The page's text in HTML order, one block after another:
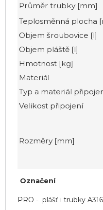
Průměr trubky [mm]
Teplosměnná plocha
Objem šroubovice [l]
Objem pláště [l]
Hmotnost [kg]
Materiál
Typ a materiál
Velikost připojení
Rozměry [mm]
Označení
PRO - plášť i trubky